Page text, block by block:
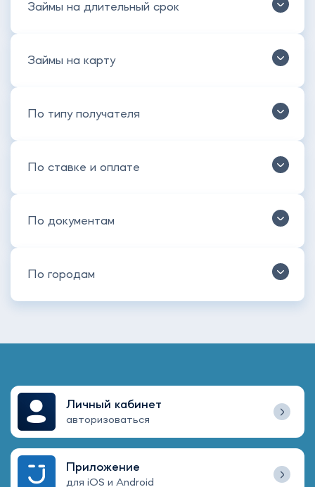
Займы на длительный срок
Займы на карту
По типу получателя
По ставке и оплате
По документам
По городам
Личный кабинет
авторизоваться
Приложение
для iOS и Android